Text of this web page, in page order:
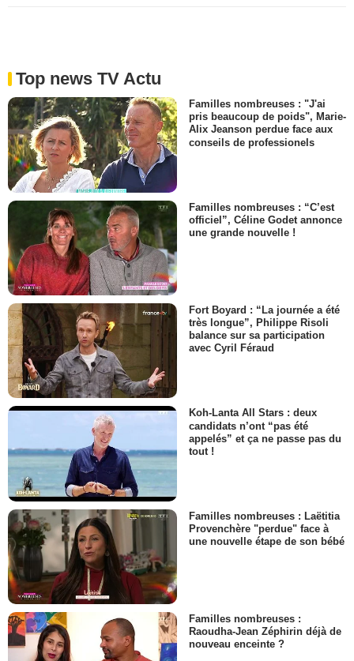
Top news TV Actu
Familles nombreuses : "J'ai
pris beaucoup de poids", Marie-
Alix Jeanson perdue face aux
conseils de professionels
Familles nombreuses : “C’est
officiel”, Céline Godet annonce
une grande nouvelle !
Fort Boyard : “La journée a été
très longue”, Philippe Risoli
balance sur sa participation
avec Cyril Féraud
Koh-Lanta All Stars : deux
candidats n’ont “pas été
appelés” et ça ne passe pas du
tout !
Familles nombreuses : Laëtitia
Provenchère "perdue" face à
une nouvelle étape de son bébé
Familles nombreuses :
Raoudha-Jean Zéphirin déjà de
nouveau enceinte ?